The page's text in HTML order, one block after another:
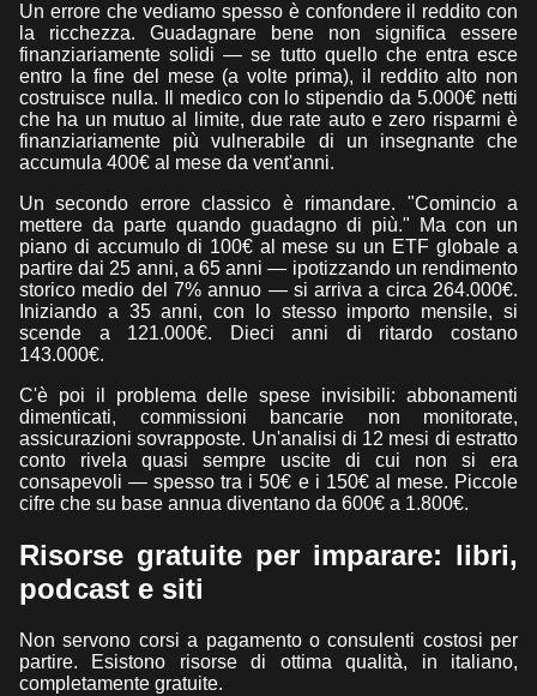
Un errore che vediamo spesso è confondere il reddito con
la ricchezza. Guadagnare bene non significa essere
finanziariamente solidi — se tutto quello che entra esce
entro la fine del mese (a volte prima), il reddito alto non
costruisce nulla. Il medico con lo stipendio da 5.000€ netti
che ha un mutuo al limite, due rate auto e zero risparmi è
finanziariamente più vulnerabile di un insegnante che
accumula 400€ al mese da vent'anni.
Un secondo errore classico è rimandare. "Comincio a
mettere da parte quando guadagno di più." Ma con un
piano di accumulo di 100€ al mese su un ETF globale a
partire dai 25 anni, a 65 anni — ipotizzando un rendimento
storico medio del 7% annuo — si arriva a circa 264.000€.
Iniziando a 35 anni, con lo stesso importo mensile, si
scende a 121.000€. Dieci anni di ritardo costano
143.000€.
C'è poi il problema delle spese invisibili: abbonamenti
dimenticati, commissioni bancarie non monitorate,
assicurazioni sovrapposte. Un'analisi di 12 mesi di estratto
conto rivela quasi sempre uscite di cui non si era
consapevoli — spesso tra i 50€ e i 150€ al mese. Piccole
cifre che su base annua diventano da 600€ a 1.800€.
Risorse gratuite per imparare: libri,
podcast e siti
Non servono corsi a pagamento o consulenti costosi per
partire. Esistono risorse di ottima qualità, in italiano,
completamente gratuite.